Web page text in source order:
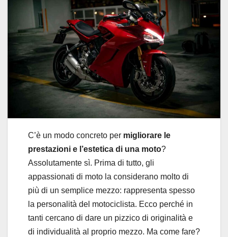
C’è un modo concreto per migliorare le
prestazioni e l’estetica di una moto?
Assolutamente sì. Prima di tutto, gli
appassionati di moto la considerano molto di
più di un semplice mezzo: rappresenta spesso
la personalità del motociclista. Ecco perché in
tanti cercano di dare un pizzico di originalità e
di individualità al proprio mezzo. Ma come fare?